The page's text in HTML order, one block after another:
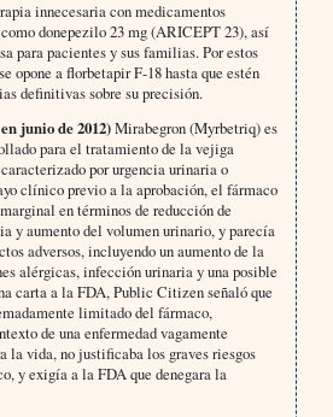
innecesaria con medicamentos
donepezilo 23 mg (ARICEPT 23), así
para pacientes y sus familias. Por estos
opone a florbetapir F-18 hasta que estén
definitivas sobre su precisión.
junio de 2012)Mirabegron (Myrbetriq) es
para el tratamiento de la vejiga
por urgencia urinaria o
clínico previo a la aprobación, el fármaco
en términos de reducción de
y aumento del volumen urinario, y parecía
adversos, incluyendo un aumento de la
alérgicas, infección urinaria y una posible
carta a la FDA, Public Citizen señaló que
limitado del fármaco,
de una enfermedad vagamente
la vida, no justificaba los graves riesgos
y exigía a la FDA que denegara la